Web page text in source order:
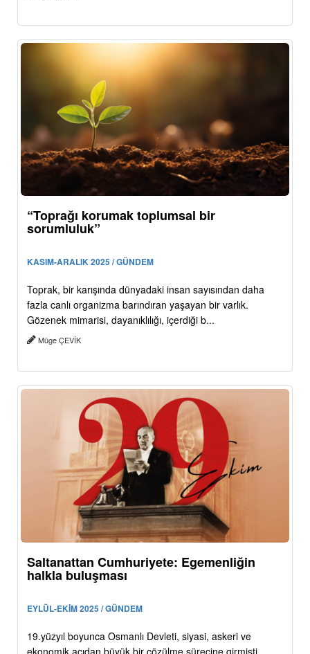
“Toprağı korumak toplumsal bir
sorumluluk”
KASIM-ARALIK 2025 / GÜNDEM
Toprak, bir karışında dünyadaki insan sayısından daha
fazla canlı organizma barındıran yaşayan bir varlık.
Gözenek mimarisi, dayanıklılığı, içerdiği b...
Müge ÇEVİK
Saltanattan Cumhuriyete: Egemenliğin
halkla buluşması
EYLÜL-EKİM 2025 / GÜNDEM
19.yüzyıl boyunca Osmanlı Devleti, siyasi, askeri ve
ekonomik açıdan büyük bir çözülme sürecine girmişti.